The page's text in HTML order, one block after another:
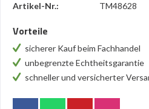
Artikel-Nr.: TM48628
Vorteile
sicherer Kauf beim Fachhandel
unbegrenzte Echtheitsgarantie
schneller und versicherter